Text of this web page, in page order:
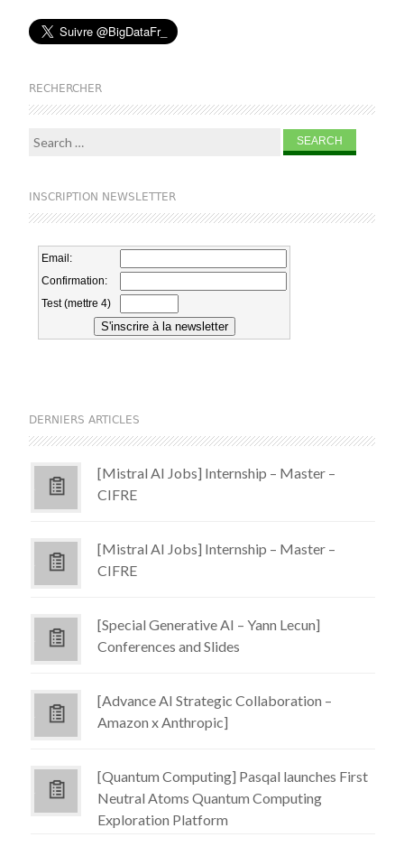
RECHERCHER
Search for:
INSCRIPTION NEWSLETTER
DERNIERS ARTICLES
[Mistral AI Jobs] Internship – Master –
CIFRE
[Mistral AI Jobs] Internship – Master –
CIFRE
[Special Generative AI – Yann Lecun]
Conferences and Slides
[Advance AI Strategic Collaboration –
Amazon x Anthropic]
[Quantum Computing] Pasqal launches First
Neutral Atoms Quantum Computing
Exploration Platform